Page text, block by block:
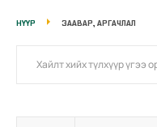
НҮҮР ЗААВАР, АРГАЧЛАЛ